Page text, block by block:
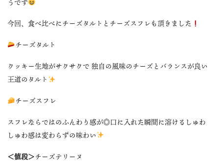
今回、食べ比べにチーズタルトとチーズスフレも頂きました
チーズタルト
クッキー生地がサクサクで 独自の風味のチーズとバランスが良い
王道のタルト
チーズスフレ
スフレならではのふんわり感が◎口に入れた瞬間に溶けるしゅわ
しゅわ感は変わらずの味わい
＜値段＞チーズテリーヌ